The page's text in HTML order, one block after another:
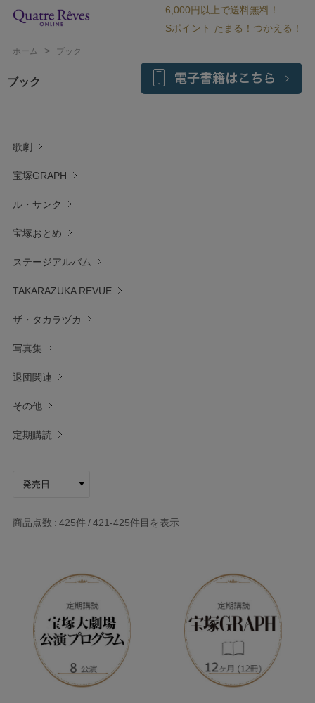
6,000円以上で送料無料！
Sポイント たまる！つかえる！
ホーム > ブック
ブック
歌劇
宝塚GRAPH
ル・サンク
宝塚おとめ
ステージアルバム
TAKARAZUKA REVUE
ザ・タカラヅカ
写真集
退団関連
その他
定期購読
商品点数 425件 421-425件目を表示